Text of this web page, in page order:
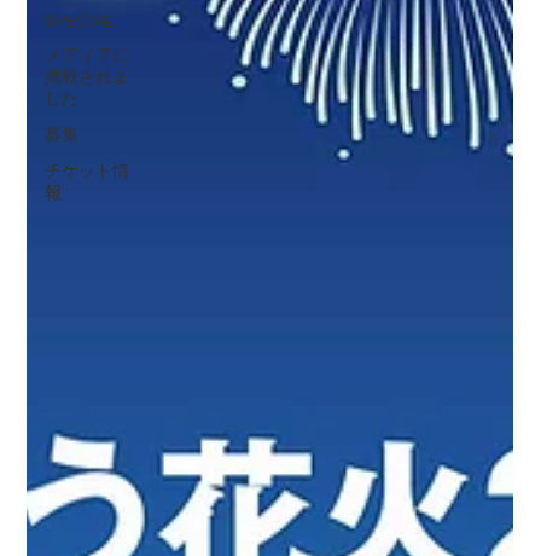
SPECIAL
メディアに
掲載されま
した
募集
チケット情
報